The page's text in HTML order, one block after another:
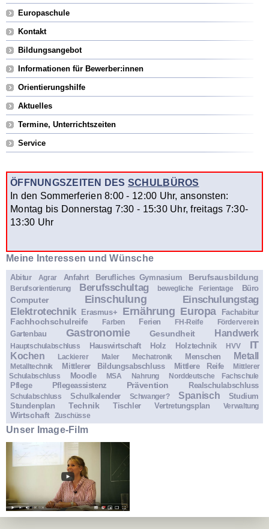
Europaschule
Kontakt
Bildungsangebot
Informationen für Bewerber:innen
Orientierungshilfe
Aktuelles
Termine, Unterrichtszeiten
Service
ÖFFNUNGSZEITEN DES SCHULBÜROS
In den Sommerferien 8:00 - 12:00 Uhr, ansonsten:
Montag bis Donnerstag 7:30 - 15:30 Uhr, freitags 7:30-
13:30 Uhr
Meine Interessen und Wünsche
Abitur Agrar Anfahrt Berufliches Gymnasium Berufsausbildung
Berufsorientierung Berufsschultag bewegliche Ferientage Büro
Computer Einschulung
Einschulungstag
Elektrotechnik
Erasmus+ Ernährung Europa Fachabitur
Fachhochschulreife Farben Ferien FH-Reife Förderverein
Gartenbau Gastronomie Gesundheit Handwerk
Hauptschulabschluss Hauswirtschaft Holz Holztechnik HVV IT
Kochen Lackierer Maler Mechatronik Menschen Metall
Metalltechnik Mittlerer Bildungsabschluss Mittlere Reife
Mittlerer
Schulabschluss
Moodle MSA Nahrung Norddeutsche Fachschule
Pflege Pflegeassistenz Prävention Realschulabschluss
Schulabschluss Schulkalender Schwanger? Spanisch
Studium
Stundenplan
Technik Tischler Vertretungsplan Verwaltung
Wirtschaft Zuschüsse
Unser Image-Film